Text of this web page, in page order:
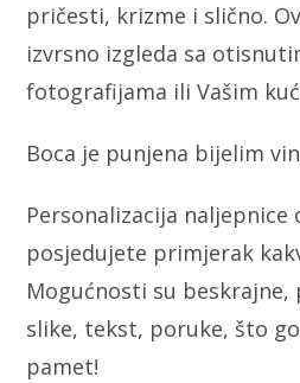
pričesti, krizme i slično.
izvrsno izgleda sa
fotografijama ili Vašim
Boca je punjena bijelim
Personalizacija naljepnice
posjedujete primjerak
Mogućnosti su
slike, tekst, poruke, što
pamet!